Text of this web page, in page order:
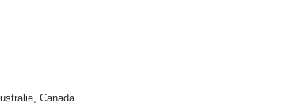
, Canada